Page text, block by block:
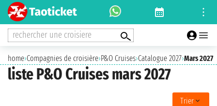
rechercher une croisiere
home›Compagnies de croisière›P&O Cruises›Catalogue 2027›Mars 2027
liste P&O Cruises mars 2027
Trier